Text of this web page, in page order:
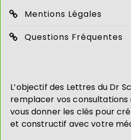
Mentions Légales
Questions Fréquentes
L’objectif des Lettres du Dr
remplacer vos consultations
vous donner les clés pour
et constructif avec votre